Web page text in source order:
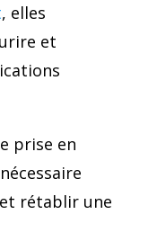
, elles
et
prise en
rétablir une